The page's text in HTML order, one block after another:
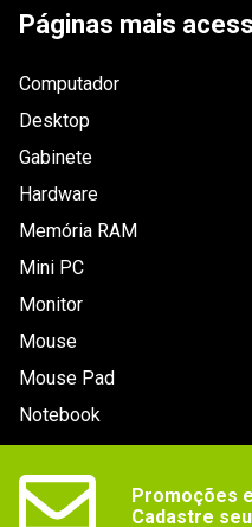
Páginas mais
Computador
Desktop
Gabinete
Hardware
Memória RAM
Mini PC
Monitor
Mouse
Mouse Pad
Notebook
Promoções
Cadastre